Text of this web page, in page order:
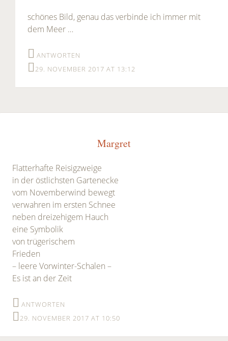
schönes Bild, genau das verbinde ich immer mit
dem Meer …
ANTWORTEN
29. NOVEMBER 2017 AT 13:12
Margret
Flatterhafte Reisigzweige
in der östlichsten Gartenecke
vom Novemberwind bewegt
verwahren im ersten Schnee
neben dreizehigem Hauch
eine Symbolik
von trügerischem
Frieden
– leere Vorwinter-Schalen –
Es ist an der Zeit
ANTWORTEN
29. NOVEMBER 2017 AT 10:50